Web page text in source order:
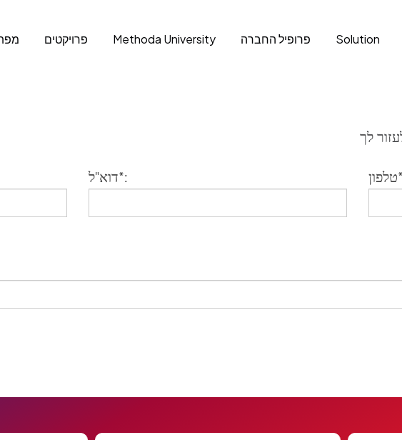
Solution פרופיל החברה Methoda University פרויקטים
לך
דוא"ל*: